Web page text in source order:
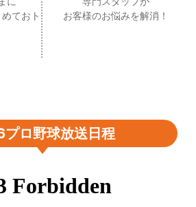
ておト
お客様のお悩みを解消！
ロ野球放送日程